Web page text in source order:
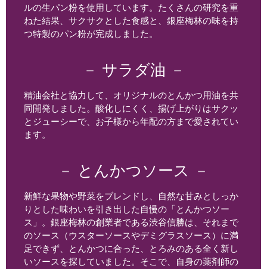
ルの生パン粉を使用しています。たくさんの研究を重
ねた結果、サクサクとした食感と、銀座梅林の味を持
つ特製のパン粉が完成しました。
－ サラダ油 －
精油会社と協力して、オリジナルのとんかつ用油を共
同開発しました。酸化しにくく、揚げ上がりはサクッ
とジューシーで、お子様から年配の方まで愛されてい
ます。
－ とんかつソース －
新鮮な果物や野菜をブレンドし、自然な甘みとしっか
りとした味わいを引き出した自慢の「とんかつソー
ス」。銀座梅林の創業者である渋谷信勝は、それまで
のソース（ウスターソースやデミグラスソース）に満
足できず、とんかつに合った、とろみのある全く新し
いソースを探していました。そこで、自身の薬剤師の